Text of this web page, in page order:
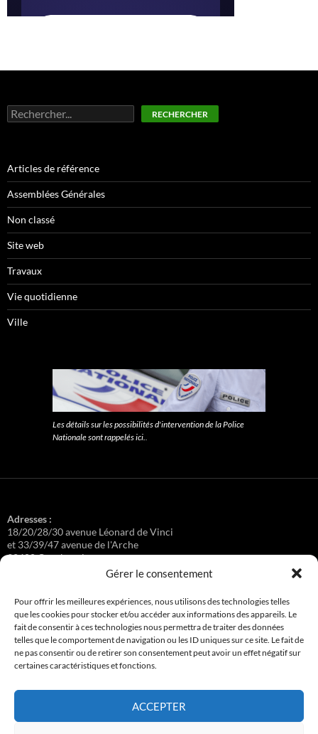
Gérer le consentement
Pour offrir les meilleures expériences, nous utilisons des technologies telles
que les cookies pour stocker et/ou accéder aux informations des appareils. Le
fait de consentir à ces technologies nous permettra de traiter des données
telles que le comportement de navigation ou les ID uniques sur ce site. Le fait de
ne pas consentir ou de retirer son consentement peut avoir un effet négatif sur
certaines caractéristiques et fonctions.
ACCEPTER
Rechercher RECHERCHER
Articles de référence
Assemblées Générales
Non classé
Site web
Travaux
Vie quotidienne
Ville
Les détails sur les possibilités d'intervention de la Police
Nationale sont rappelés ici..
Adresses :
18/20/28/30 avenue Léonard de Vinci
et 33/39/47 avenue de l'Arche
92400 Courbevoie
Régisseuse :
Loge au 39 Avenue de l'Arche.
Connexion